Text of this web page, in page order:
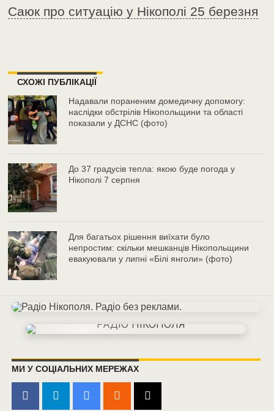
Саюк про ситуацію у Нікополі 25 березня
СХОЖІ ПУБЛІКАЦІЇ
Надавали пораненим домедичну допомогу:
наслідки обстрілів Нікопольщини та області
показали у ДСНС (фото)
До 37 градусів тепла: якою буде погода у
Нікополі 7 серпня
Для багатьох рішення виїхати було
непростим: скільки мешканців Нікопольщини
евакуювали у липні «Білі янголи» (фото)
МИ У СОЦІАЛЬНИХ МЕРЕЖАХ